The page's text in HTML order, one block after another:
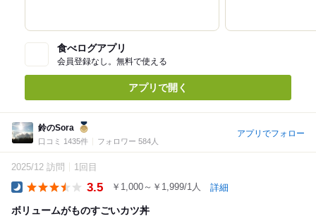
食べログアプリ
会員登録なし。無料で使える
アプリで開く
鈴のSora
口コミ 1435件 フォロワー 584人
アプリでフォロー
2025/12 訪問 1回目
3.5 ￥1,000～￥1,999/1人 詳細
ボリュームがものすごいカツ丼